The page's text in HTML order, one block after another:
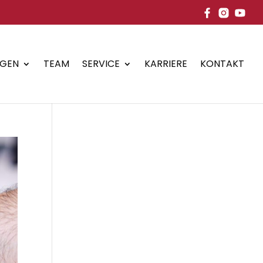
TEAM SERVICE KARRIERE KONTAKT